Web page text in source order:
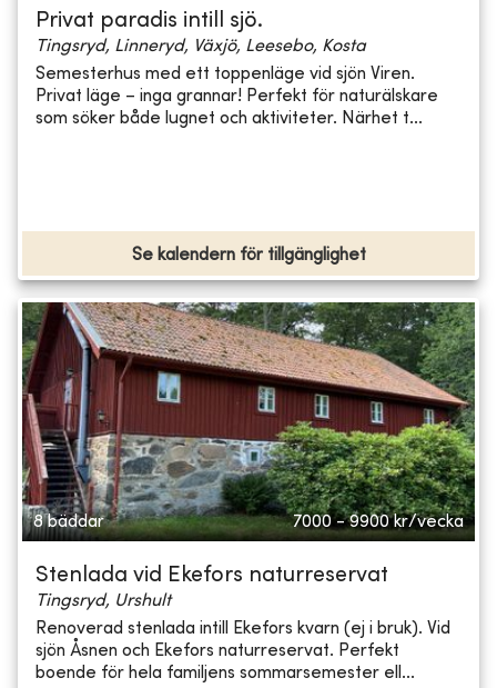
Privat paradis intill sjö.
Tingsryd, Linneryd, Växjö, Leesebo, Kosta
Semesterhus med ett toppenläge vid sjön Viren.
Privat läge – inga grannar! Perfekt för naturälskare
som söker både lugnet och aktiviteter. Närhet t...
Se kalendern för tillgänglighet
8 bäddar 7000 - 9900 kr/vecka
Stenlada vid Ekefors naturreservat
Tingsryd, Urshult
Renoverad stenlada intill Ekefors kvarn (ej i bruk). Vid
sjön Åsnen och Ekefors naturreservat. Perfekt
boende för hela familjens sommarsemester ell...